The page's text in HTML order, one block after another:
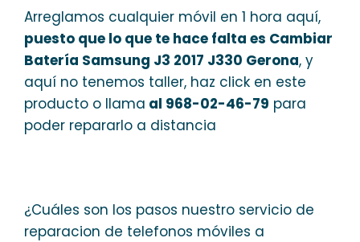
Arreglamos cualquier móvil en 1 hora aquí,
puesto que lo que te hace falta es Cambiar
Batería Samsung J3 2017 J330 Gerona, y
aquí no tenemos taller, haz click en este
producto o llama al 968-02-46-79 para
poder repararlo a distancia
¿Cuáles son los pasos nuestro servicio de
reparacion de telefonos móviles a